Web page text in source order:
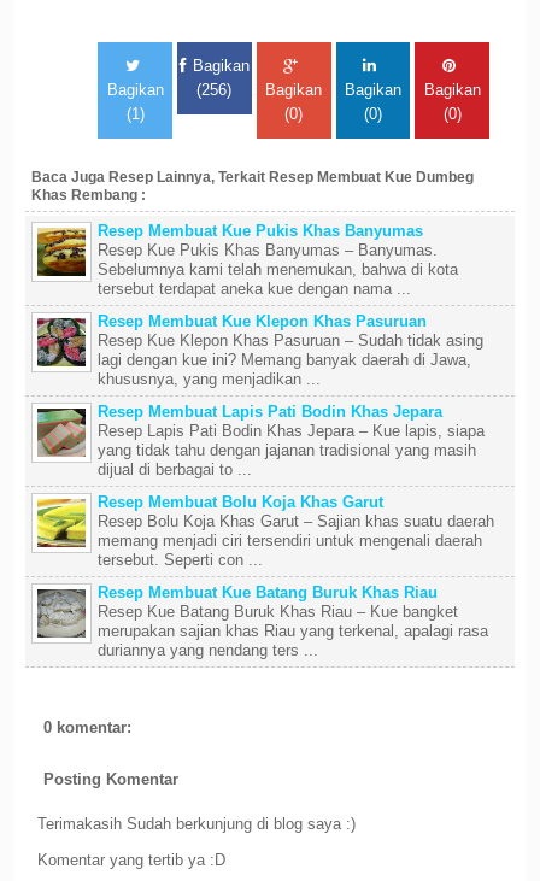
Bagikan
(1)
Bagikan
(256)
Bagikan
(0)
Bagikan
(0)
Bagikan
(0)
Baca Juga Resep Lainnya, Terkait Resep Membuat Kue Dumbeg
Khas Rembang :
Resep Membuat Kue Pukis Khas Banyumas
Resep Kue Pukis Khas Banyumas – Banyumas.
Sebelumnya kami telah menemukan, bahwa di kota
tersebut terdapat aneka kue dengan nama ...
Resep Membuat Kue Klepon Khas Pasuruan
Resep Kue Klepon Khas Pasuruan – Sudah tidak asing
lagi dengan kue ini? Memang banyak daerah di Jawa,
khususnya, yang menjadikan ...
Resep Membuat Lapis Pati Bodin Khas Jepara
Resep Lapis Pati Bodin Khas Jepara – Kue lapis, siapa
yang tidak tahu dengan jajanan tradisional yang masih
dijual di berbagai to ...
Resep Membuat Bolu Koja Khas Garut
Resep Bolu Koja Khas Garut – Sajian khas suatu daerah
memang menjadi ciri tersendiri untuk mengenali daerah
tersebut. Seperti con ...
Resep Membuat Kue Batang Buruk Khas Riau
Resep Kue Batang Buruk Khas Riau – Kue bangket
merupakan sajian khas Riau yang terkenal, apalagi rasa
duriannya yang nendang ters ...
0 komentar:
Posting Komentar
Terimakasih Sudah berkunjung di blog saya :)
Komentar yang tertib ya :D